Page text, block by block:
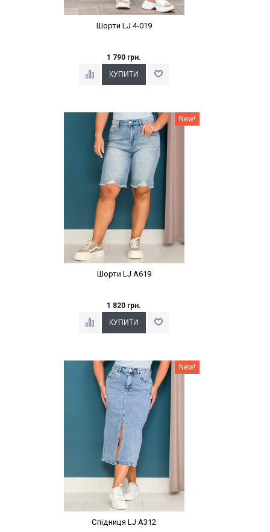
Шорти LJ 4-019
1 790 грн.
Наклейки Варіант з % New!
Шорти LJ A619
1 820 грн.
Наклейки Варіант з % New!
Спідниця LJ A312